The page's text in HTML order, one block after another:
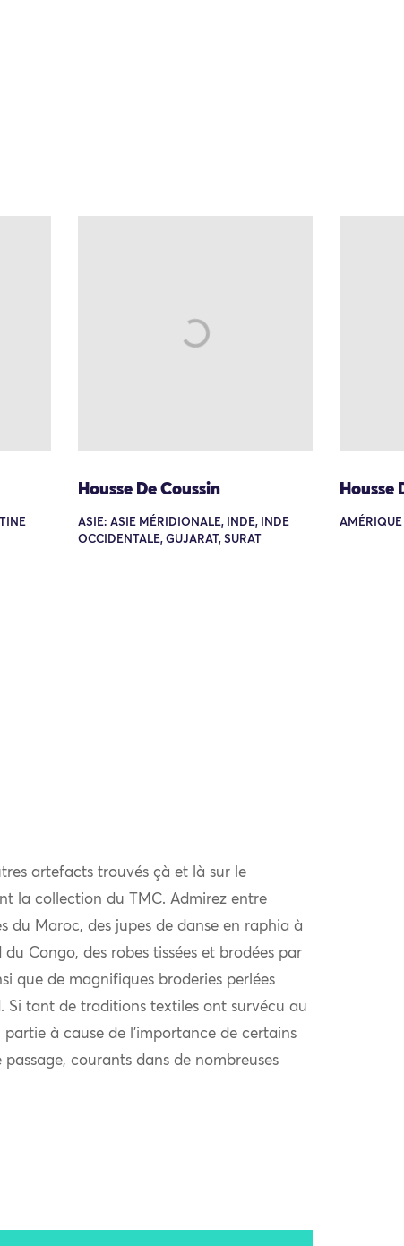
Housse De Coussin
ASIE: ASIE MÉRIDIONALE, INDE, INDE
OCCIDENTALE, GUJARAT, SURAT
Housse
artefacts trouvés çà et là sur le
la collection du TMC. Admirez entre
du Maroc, des jupes de danse en raphia à
Congo, des robes tissées et brodées par
que de magnifiques broderies perlées
Si tant de traditions textiles ont survécu au
partie à cause de l’importance de certains
courants dans de nombreuses